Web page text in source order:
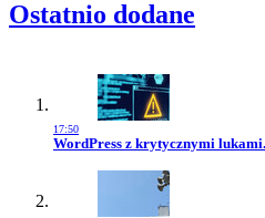
Ostatnio dodane
17:50
Przejdź do artykułu:
WordPress z krytycznymi